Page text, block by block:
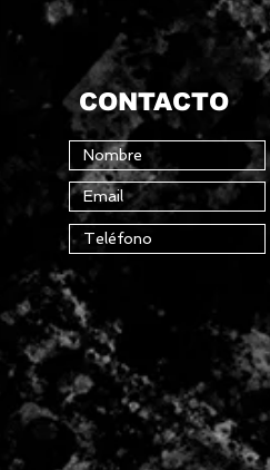
CONTACTO